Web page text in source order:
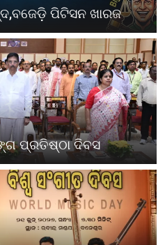
ପିଟିସନ ଖାରଜ
ପ୍ରତିଷ୍ଠା ଦିବସ